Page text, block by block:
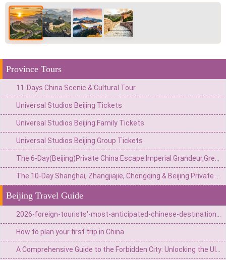
Province Tours
11-Days China Scenic & Cultural Tour
Universal Studios Beijing Tickets
Universal Studios Beijing Family Tickets
Universal Studios Beijing Group Tickets
Beijing Travel Guide
How to plan your first trip in China